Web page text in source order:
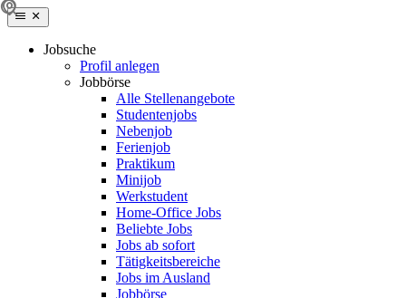
Jobsuche
Profil anlegen
Jobbörse
Alle Stellenangebote
Studentenjobs
Nebenjob
Ferienjob
Praktikum
Minijob
Werkstudent
Home-Office Jobs
Beliebte Jobs
Jobs ab sofort
Tätigkeitsbereiche
Jobs im Ausland
Jobbörse